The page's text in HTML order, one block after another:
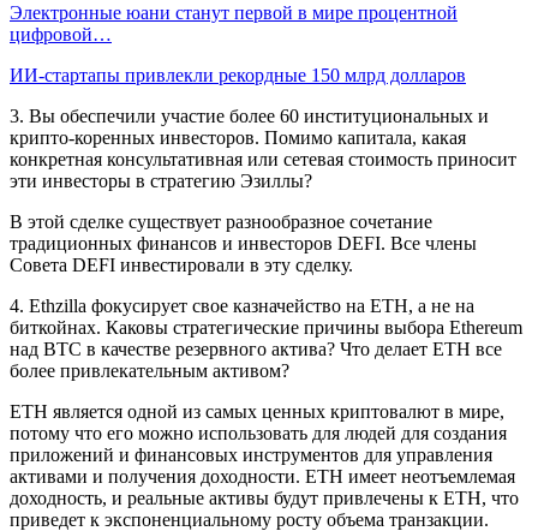
Электронные юани станут первой в мире процентной
цифровой…
ИИ-стартапы привлекли рекордные 150 млрд долларов
3. Вы обеспечили участие более 60 институциональных и
крипто-коренных инвесторов. Помимо капитала, какая
конкретная консультативная или сетевая стоимость приносит
эти инвесторы в стратегию Эзиллы?
В этой сделке существует разнообразное сочетание
традиционных финансов и инвесторов DEFI. Все члены
Совета DEFI инвестировали в эту сделку.
4. Ethzilla фокусирует свое казначейство на ETH, а не на
биткойнах. Каковы стратегические причины выбора Ethereum
над BTC в качестве резервного актива? Что делает ETH все
более привлекательным активом?
ETH является одной из самых ценных криптовалют в мире,
потому что его можно использовать для людей для создания
приложений и финансовых инструментов для управления
активами и получения доходности. ETH имеет неотъемлемая
доходность, и реальные активы будут привлечены к ETH, что
приведет к экспоненциальному росту объема транзакции.